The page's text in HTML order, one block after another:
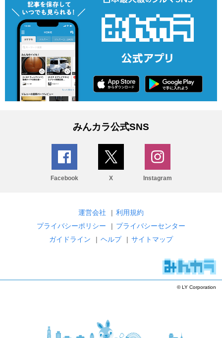
みんカラ公式SNS
Facebook X Instagram
運営会社 | 利用規約
プライバシーポリシー
| プライバシーセンター
ガイドライン
| ヘルプ | サイトマップ
© LY Corporation